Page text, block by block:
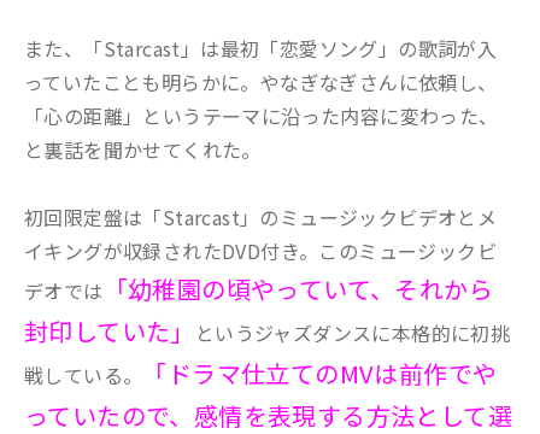
また、「Starcast」は最初「恋愛ソング」の歌詞が入
っていたことも明らかに。やなぎなぎさんに依頼し、
「心の距離」というテーマに沿った内容に変わった、
と裏話を聞かせてくれた。
初回限定盤は「Starcast」のミュージックビデオとメ
イキングが収録されたDVD付き。このミュージックビ
デオでは
「幼稚園の頃やっていて、それから
封印していた」
というジャズダンスに本格的に初挑
戦している。
「ドラマ仕立てのMVは前作でや
っていたので、感情を表現する方法として選